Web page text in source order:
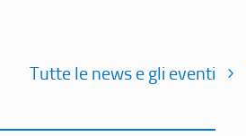
Tutte le news e gli eventi